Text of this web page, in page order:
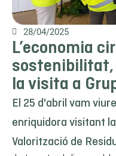
28/04/2025
L’economia
sostenibilitat,
la visita a
El 25 d'abril vam
enriquidora visitant
Valorització de